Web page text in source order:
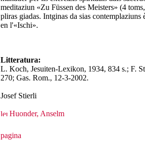
meditaziun «Zu Füssen des Meisters» (4
pliras giadas. Intginas da sias
en l'«Ischi».
Litteratura:
L. Koch, Jesuiten-Lexikon, 1934, 834 s.; F.
270; Gas. Rom., 12-3-2002.
Josef Stierli
Huonder, Anselm